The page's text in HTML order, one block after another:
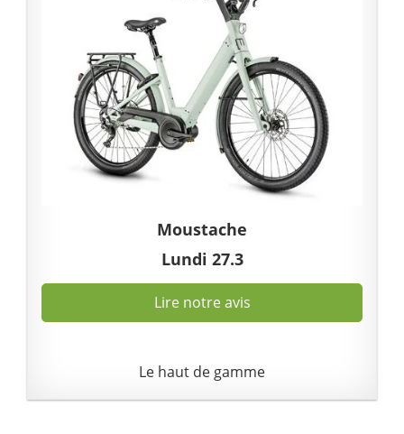
Moustache
Lundi 27.3
Lire notre avis
Le haut de gamme